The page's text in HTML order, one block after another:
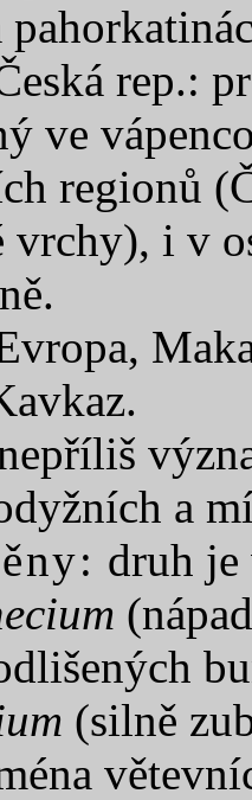
rep.:
ve
regionů
vrchy), i v
a
druh je
(silně